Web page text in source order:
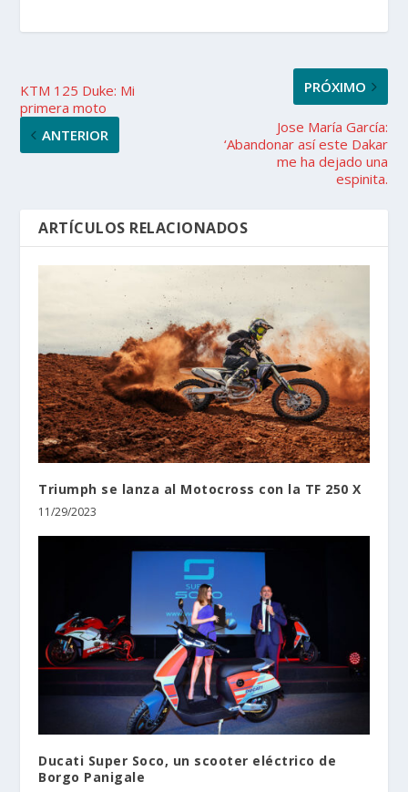
KTM 125 Duke: Mi
primera moto
ANTERIOR
PRÓXIMO
Jose María García:
‘Abandonar así este Dakar
me ha dejado una
espinita.
ARTÍCULOS RELACIONADOS
Triumph se lanza al Motocross con la TF 250 X
11/29/2023
Ducati Super Soco, un scooter eléctrico de
Borgo Panigale